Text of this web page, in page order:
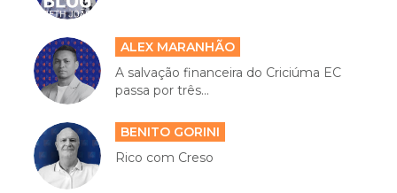
ALEX MARANHÃO
A salvação financeira do Criciúma EC
passa por três...
BENITO GORINI
Rico com Creso